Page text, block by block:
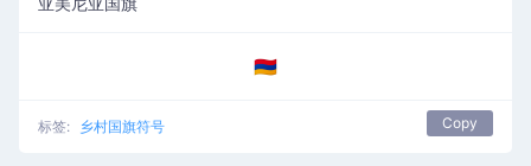
🇦🇲
标签: 乡村国旗符号 Copy